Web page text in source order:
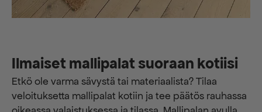
Ilmaiset mallipalat suoraan kotiisi
Etkö ole varma sävystä tai materiaalista? Tilaa
veloituksetta mallipalat kotiin ja tee päätös rauhassa